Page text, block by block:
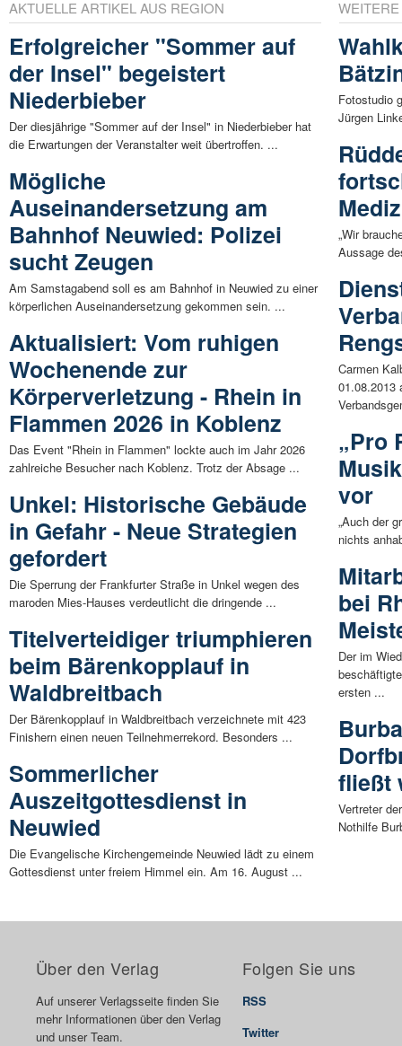
AKTUELLE ARTIKEL AUS REGION
Erfolgreicher "Sommer auf
der Insel" begeistert
Niederbieber
Der diesjährige "Sommer auf der Insel" in Niederbieber hat
die Erwartungen der Veranstalter weit übertroffen. ...
Mögliche
Auseinandersetzung am
Bahnhof Neuwied: Polizei
sucht Zeugen
Am Samstagabend soll es am Bahnhof in Neuwied zu einer
körperlichen Auseinandersetzung gekommen sein. ...
Aktualisiert: Vom ruhigen
Wochenende zur
Körperverletzung - Rhein in
Flammen 2026 in Koblenz
Das Event "Rhein in Flammen" lockte auch im Jahr 2026
zahlreiche Besucher nach Koblenz. Trotz der Absage ...
Unkel: Historische Gebäude
in Gefahr - Neue Strategien
gefordert
Die Sperrung der Frankfurter Straße in Unkel wegen des
maroden Mies-Hauses verdeutlicht die dringende ...
Titelverteidiger triumphieren
beim Bärenkopplauf in
Waldbreitbach
Der Bärenkopplauf in Waldbreitbach verzeichnete mit 423
Finishern einen neuen Teilnehmerrekord. Besonders ...
Sommerlicher
Auszeitgottesdienst in
Neuwied
Die Evangelische Kirchengemeinde Neuwied lädt zu einem
Gottesdienst unter freiem Himmel ein. Am 16. August ...
Fotostudio
Jürgen
„Wir
Aussage
Carmen
01.08.2013
„Pro
vor
„Auch der
nichts
bei
Der im
ersten ...
fließt
Vertreter
Nothilfe
Über den Verlag
Auf unserer Verlagsseite finden Sie
mehr Informationen über den Verlag
und unser Team.
Folgen Sie uns
RSS
Twitter